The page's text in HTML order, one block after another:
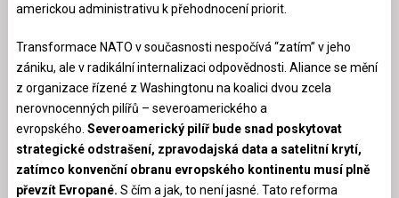
americkou administrativu k přehodnocení priorit.
Transformace NATO v současnosti nespočívá “zatím” v jeho
zániku, ale v radikální internalizaci odpovědnosti. Aliance se mění
z organizace řízené z Washingtonu na koalici dvou zcela
nerovnocenných pilířů – severoamerického a
evropského. Severoamerický pilíř bude snad poskytovat
strategické odstrašení, zpravodajská data a satelitní krytí,
zatímco konvenční obranu evropského kontinentu musí plně
převzít Evropané. S čím a jak, to není jasné. Tato reforma